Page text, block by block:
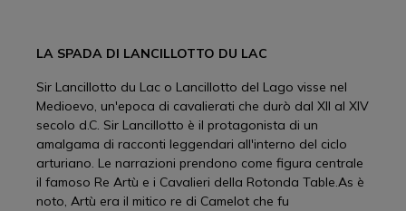
LA SPADA DI LANCILLOTTO DU LAC
Sir Lancillotto du Lac o Lancillotto del Lago visse nel
Medioevo, un'epoca di cavalierati che durò dal XII al XIV
secolo d.C. Sir Lancillotto è il protagonista di un
amalgama di racconti leggendari all'interno del ciclo
arturiano. Le narrazioni prendono come figura centrale
il famoso Re Artù e i Cavalieri della Rotonda Table.As è
noto, Artù era il mitico re di Camelot che fu